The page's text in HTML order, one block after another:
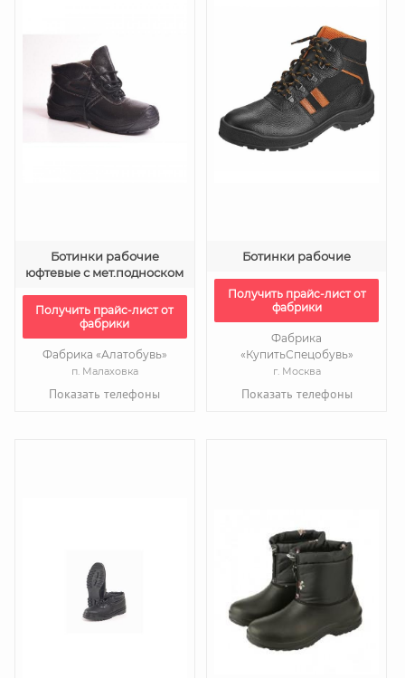
Ботинки рабочие
юфтевые с мет.подноском
Получить прайс-лист от
фабрики
Фабрика «Алатобувь»
п. Малаховка
Показать телефоны
Ботинки рабочие
Получить прайс-лист от
фабрики
Фабрика
«КупитьСпецобувь»
г. Москва
Показать телефоны